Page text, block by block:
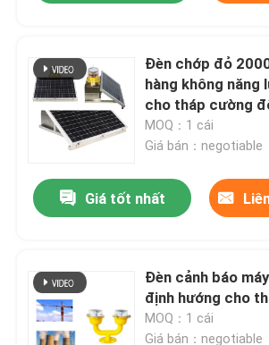
Đèn chớp đỏ
hàng không
cho tháp cường
MOQ：1 cái
Giá bán：negotiable
Giá tốt nhất
Đèn cảnh báo
định hướng cho
MOQ：1 cái
Giá bán：negotiable